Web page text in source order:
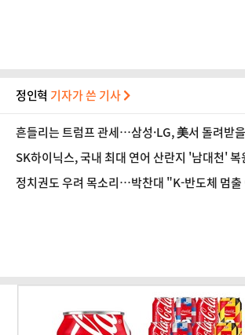
정인혁 기자가 쓴 기사
흔들리는 트럼프 관세…삼성·LG, 美서 돌려받
SK하이닉스, 국내 최대 연어 산란지 '남대천' 복
정치권도 우려 목소리…박찬대 "K-반도체 멈